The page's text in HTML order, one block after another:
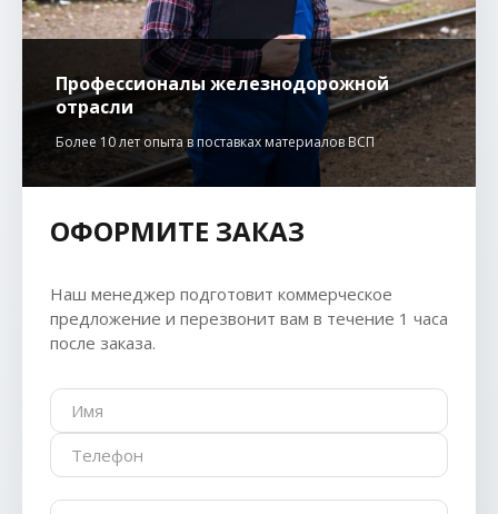
Профессионалы железнодорожной
отрасли
Более 10 лет опыта в поставках материалов ВСП
ОФОРМИТЕ ЗАКАЗ
Наш менеджер подготовит коммерческое
предложение и перезвонит вам в течение 1 часа
после заказа.